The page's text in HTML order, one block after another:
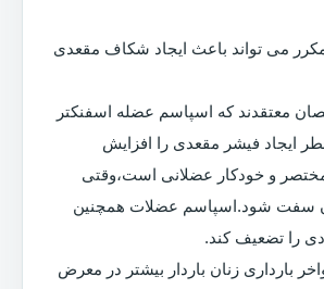
می تواند باعث ایجاد شکاف مقعدی
معتقدند که اسپاسم عضله اسفنکتر
ایجاد فیشر مقعدی را افزایش
و خودکار عضلانی است،وقتی
سفت شود.اسپاسم عضلات همچنین
را تضعیف کند.
بارداری زنان باردار بیشتر در معرض